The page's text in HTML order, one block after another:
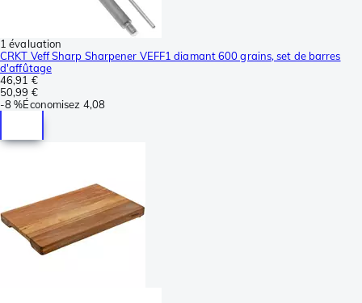
1 évaluation
CRKT Veff Sharp Sharpener VEFF1 diamant 600 grains, set de barres
d'affûtage
46,91 €
50,99 €
-8 %Économisez 4,08